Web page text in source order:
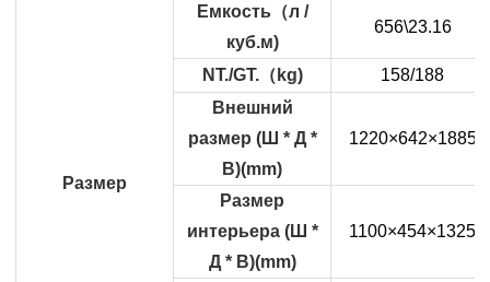
Размер
Емкость（л /
куб.м)
656\23.16
NT./GT.（ kg)
158/188
Внешний
размер (Ш * Д *
В)(mm)
1220×642×1885
Размер
интерьера (Ш *
Д * В)(mm)
1100×454×1325